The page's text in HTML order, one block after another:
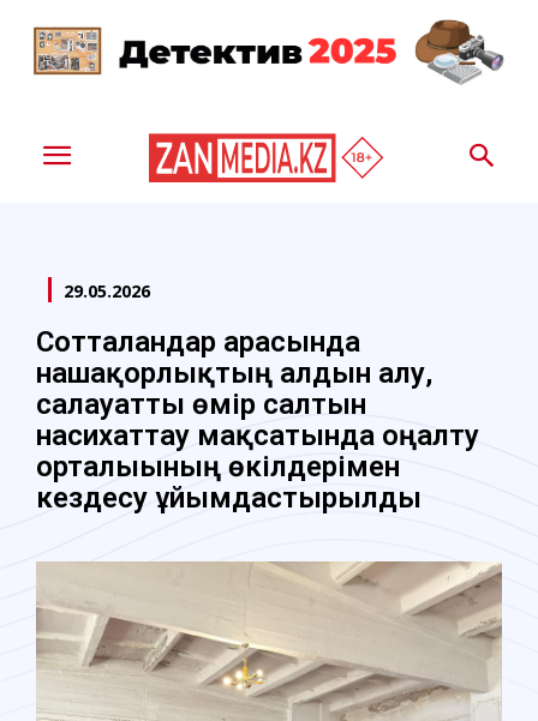
29.05.2026
Сотталғандар арасында
нашақорлықтың алдын алу,
салауатты өмір салтын
насихаттау мақсатында оңалту
орталығының өкілдерімен
кездесу ұйымдастырылды